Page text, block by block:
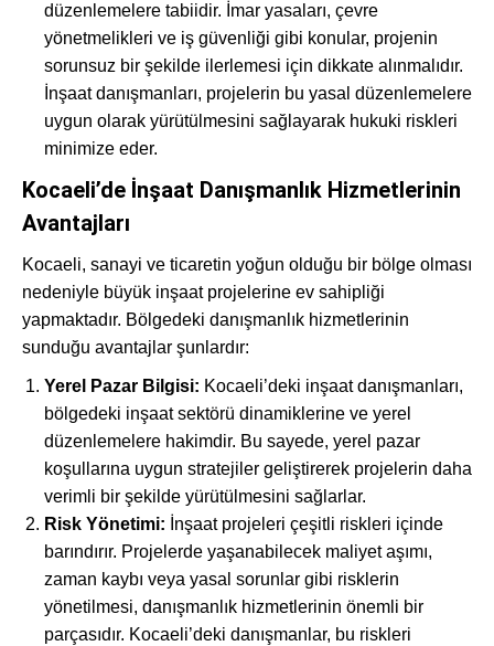
düzenlemelere tabiidir. İmar yasaları, çevre
yönetmelikleri ve iş güvenliği gibi konular, projenin
sorunsuz bir şekilde ilerlemesi için dikkate alınmalıdır.
İnşaat danışmanları, projelerin bu yasal düzenlemelere
uygun olarak yürütülmesini sağlayarak hukuki riskleri
minimize eder.
Kocaeli’de İnşaat Danışmanlık Hizmetlerinin
Avantajları
Kocaeli, sanayi ve ticaretin yoğun olduğu bir bölge olması
nedeniyle büyük inşaat projelerine ev sahipliği
yapmaktadır. Bölgedeki danışmanlık hizmetlerinin
sunduğu avantajlar şunlardır:
Yerel Pazar Bilgisi: Kocaeli’deki inşaat danışmanları,
bölgedeki inşaat sektörü dinamiklerine ve yerel
düzenlemelere hakimdir. Bu sayede, yerel pazar
koşullarına uygun stratejiler geliştirerek projelerin daha
verimli bir şekilde yürütülmesini sağlarlar.
Risk Yönetimi: İnşaat projeleri çeşitli riskleri içinde
barındırır. Projelerde yaşanabilecek maliyet aşımı,
zaman kaybı veya yasal sorunlar gibi risklerin
yönetilmesi, danışmanlık hizmetlerinin önemli bir
parçasıdır. Kocaeli’deki danışmanlar, bu riskleri